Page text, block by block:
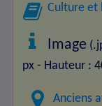
Culture et
Image
px - Hauteur :
Anciens